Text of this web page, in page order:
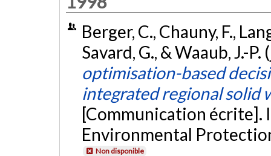
Berger, C., Chauny, F.,
Savard, G., & Waaub, J.-
optimisation-based
integrated regional solid
[Communication écrite].
Environmental
Non disponible